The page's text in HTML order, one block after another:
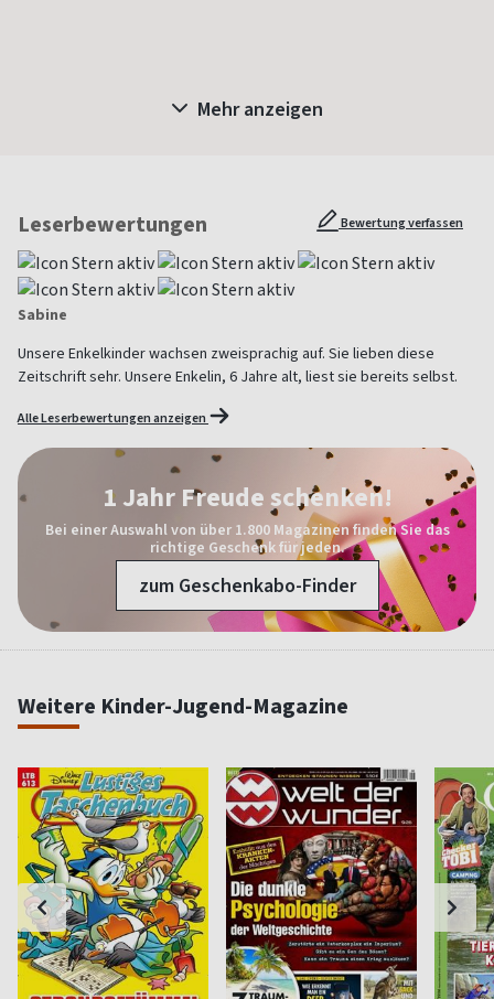
Mehr anzeigen
Leserbewertungen Bewertung verfassen
Sabine
Unsere Enkelkinder wachsen zweisprachig auf. Sie lieben diese
Zeitschrift sehr. Unsere Enkelin, 6 Jahre alt, liest sie bereits selbst.
Alle Leserbewertungen anzeigen
1 Jahr Freude schenken!
Bei einer Auswahl von über 1.800 Magazinen finden Sie das
richtige Geschenk für jeden.
zum Geschenkabo-Finder
Weitere Kinder-Jugend-Magazine